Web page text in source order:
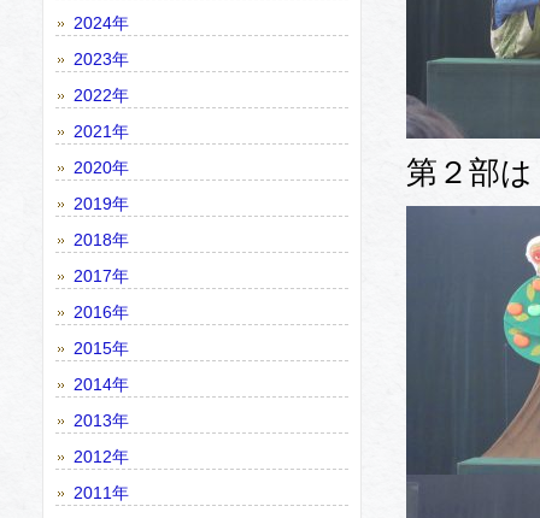
第２部
2024年
2023年
2022年
2021年
2020年
2019年
2018年
2017年
2016年
2015年
2014年
2013年
2012年
2011年